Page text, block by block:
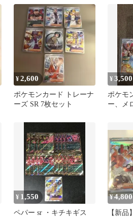
SR
¥2,600
ポケモンカード トレーナ
ーズ SR 7枚セット
¥3,500
ポケモ
ー、メ
¥ 1,550
ペパー sr ・キチキギス
¥4,800
【新品